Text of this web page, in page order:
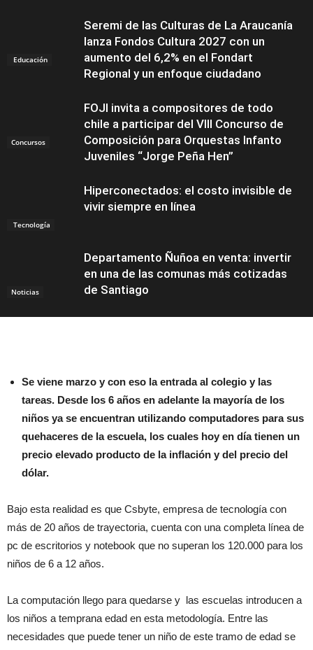
Educación
Seremi de las Culturas de La Araucanía
lanza Fondos Cultura 2027 con un
aumento del 6,2% en el Fondart
Regional y un enfoque ciudadano
Concursos
FOJI invita a compositores de todo
chile a participar del VIII Concurso de
Composición para Orquestas Infanto
Juveniles “Jorge Peña Hen”
Tecnología
Hiperconectados: el costo invisible de
vivir siempre en línea
Noticias
Departamento Ñuñoa en venta: invertir
en una de las comunas más cotizadas
de Santiago
Se viene marzo y con eso la entrada al colegio y las
tareas. Desde los 6 años en adelante la mayoría de los
niños ya se encuentran utilizando computadores para sus
quehaceres de la escuela, los cuales hoy en día tienen un
precio elevado producto de la inflación y del precio del
dólar.
Bajo esta realidad es que Csbyte, empresa de tecnología con
más de 20 años de trayectoria, cuenta con una completa línea de
pc de escritorios y notebook que no superan los 120.000 para los
niños de 6 a 12 años.
La computación llego para quedarse y las escuelas introducen a
los niños a temprana edad en esta metodología. Entre las
necesidades que puede tener un niño de este tramo de edad se